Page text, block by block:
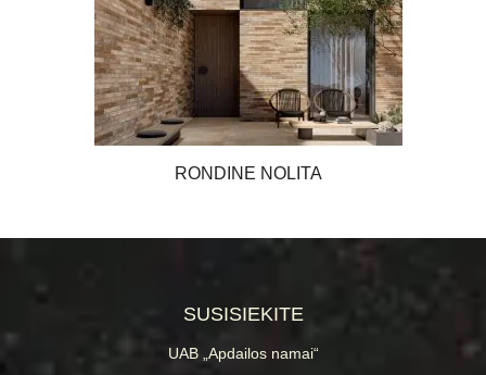
RONDINE NOLITA
SUSISIEKITE
UAB „Apdailos namai“